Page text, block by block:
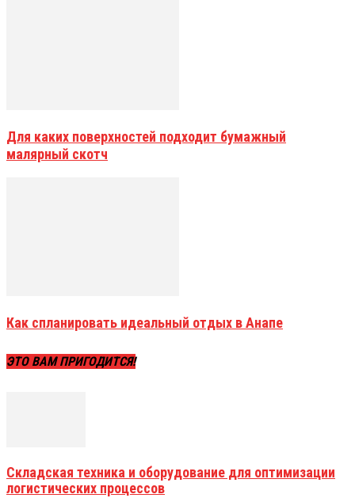
Для каких поверхностей подходит бумажный
малярный скотч
Как спланировать идеальный отдых в Анапе
ЭТО ВАМ ПРИГОДИТСЯ!
Складская техника и оборудование для оптимизации
логистических процессов